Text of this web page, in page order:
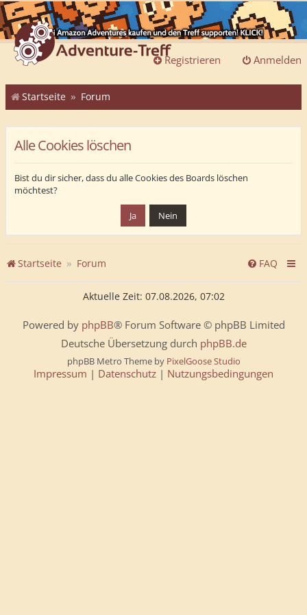
Anmelden
Registrieren
Startseite Forum
Alle Cookies löschen
Bist du dir sicher, dass du alle Cookies des Boards löschen
möchtest?
Startseite Forum FAQ
Aktuelle Zeit: 07.08.2026, 07:02
Powered by phpBB® Forum Software © phpBB Limited
Deutsche Übersetzung durch phpBB.de
phpBB Metro Theme by PixelGoose Studio
Impressum | Datenschutz | Nutzungsbedingungen